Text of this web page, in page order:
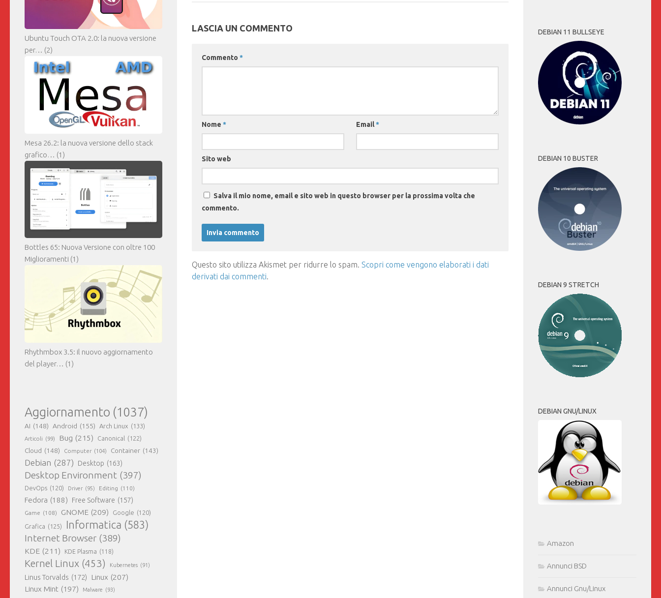
LASCIA UN COMMENTO
Commento *
Nome * Email*
Sito web
Salva il mio nome, email e sito web in questo browser per la prossima volta che
commento.
Questo sito utilizza Akismet per ridurre lo spam. Scopri come vengono elaborati i dati
derivati dai commenti.
Ubuntu Touch OTA 2.0: la nuova versione
per… (2)
Mesa 26.2: la nuova versione dello stack
grafico… (1)
Bottles 65: Nuova Versione con oltre 100
Miglioramenti (1)
Rhythmbox 3.5: il nuovo aggiornamento
del player… (1)
Aggiornamento (1037)
AI (148) Android (155) Arch Linux (133)
Articoli (99) Bug (215) Canonical (122)
Cloud (148) Computer (104) Container (143)
Debian (287) Desktop (163)
Desktop Environment (397)
DevOps (120) Driver (95) Editing (110)
Fedora (188) Free Software (157)
Game (108) GNOME (209) Google (120)
Grafica (125) Informatica (583)
Internet Browser (389)
KDE (211) KDE Plasma (118)
Kernel Linux (453) Kubernetes (91)
Linus Torvalds (172) Linux (207)
Linux Mint (197) Malware (93)
DEBIAN 11 BULLSEYE
DEBIAN 10 BUSTER
DEBIAN 9 STRETCH
DEBIAN GNU/LINUX
Amazon
Annunci BSD
Annunci Gnu/Linux